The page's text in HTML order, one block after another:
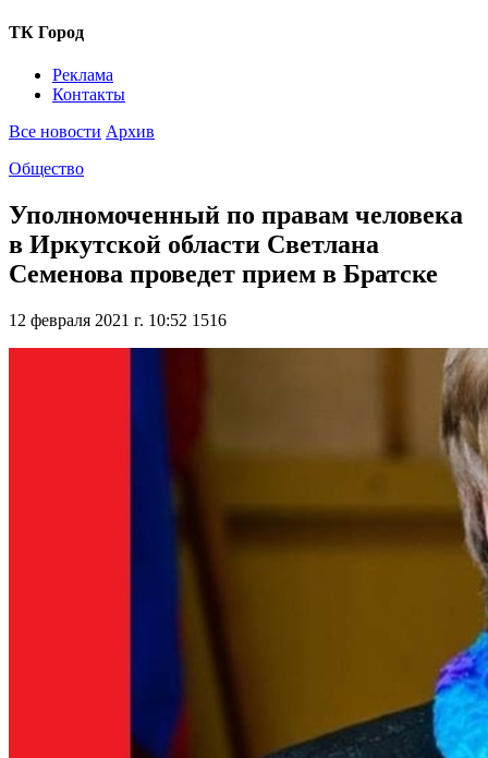
ТК Город
Реклама
Контакты
Все новости Архив
Общество
Уполномоченный по правам человека
в Иркутской области Светлана
Семенова проведет прием в Братске
12 февраля 2021 г. 10:52 1516